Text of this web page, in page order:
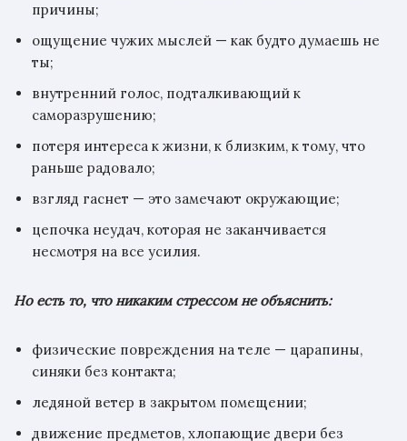
причины;
ощущение чужих мыслей — как будто думаешь не
ты;
внутренний голос, подталкивающий к
саморазрушению;
потеря интереса к жизни, к близким, к тому, что
раньше радовало;
взгляд гаснет — это замечают окружающие;
цепочка неудач, которая не заканчивается
несмотря на все усилия.
Но есть то, что никаким стрессом не объяснить:
физические повреждения на теле — царапины,
синяки без контакта;
ледяной ветер в закрытом помещении;
движение предметов, хлопающие двери без